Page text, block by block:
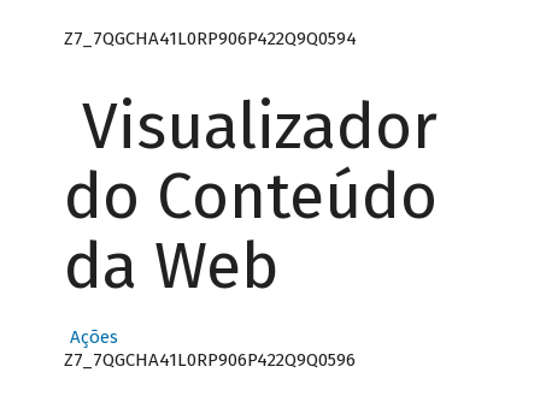
Z7_7QGCHA41L0RP906P422Q9Q0594
Visualizador
do Conteúdo
da Web
Ações
Z7_7QGCHA41L0RP906P422Q9Q0596